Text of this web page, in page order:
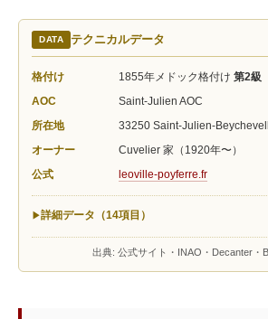
DATA テクニカルデータ
格付け 1855年メドック格付け 第2級
AOC
Saint-Julien AOC
所在地
33250 Saint-Julien-
オーナー
Cuvelier 家（1920年〜）
公式
leoville-poyferre.fr
詳細データ（14項目）
出典: 公式サイト・INAO・Decanter・